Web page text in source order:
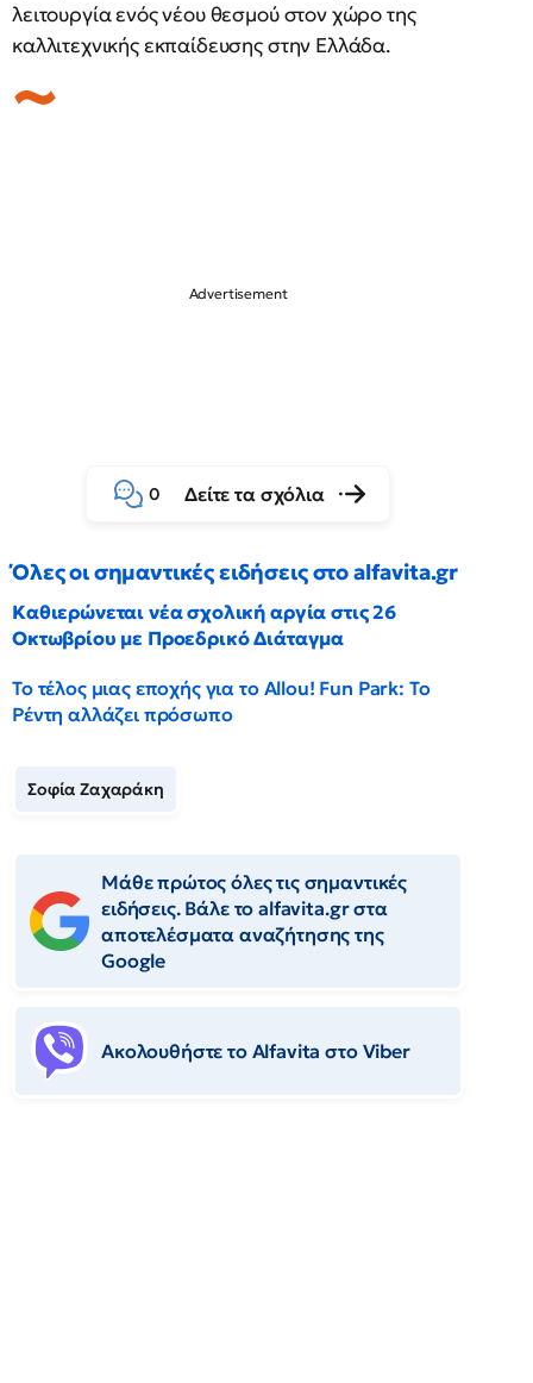
λειτουργία ενός νέου θεσμού στον χώρο της
καλλιτεχνικής εκπαίδευσης στην Ελλάδα.
0 Δείτε τα σχόλια
Όλες οι σημαντικές ειδήσεις στο alfavita.gr
Καθιερώνεται νέα σχολική αργία στις 26
Οκτωβρίου με Προεδρικό Διάταγμα
Το τέλος μιας εποχής για το Allou! Fun Park: Το
Ρέντη αλλάζει πρόσωπο
Σοφία Ζαχαράκη
Μάθε πρώτος όλες τις σημαντικές
ειδήσεις. Βάλε το alfavita.gr στα
αποτελέσματα αναζήτησης της
Google
Ακολουθήστε το Αlfavita στο Viber